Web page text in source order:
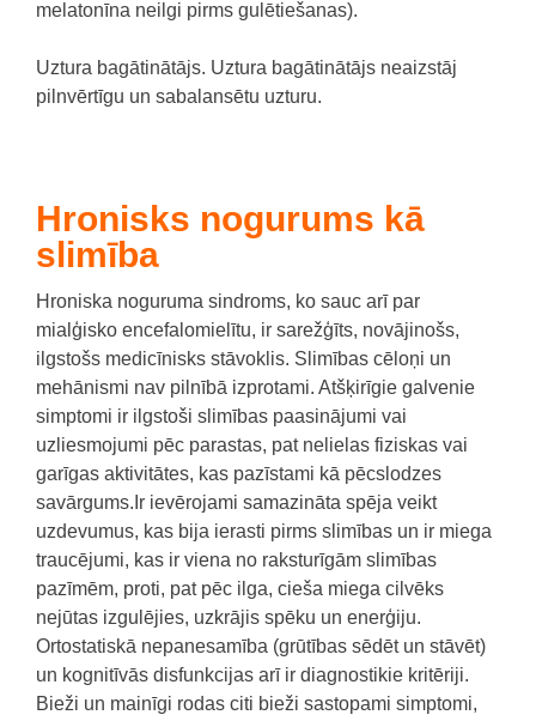
melatonīna neilgi pirms gulētiešanas).
Uztura bagātinātājs. Uztura bagātinātājs neaizstāj
pilnvērtīgu un sabalansētu uzturu.
Hronisks nogurums kā
slimība
Hroniska noguruma sindroms, ko sauc arī par
mialģisko encefalomielītu, ir sarežģīts, novājinošs,
ilgstošs medicīnisks stāvoklis. Slimības cēloņi un
mehānismi nav pilnībā izprotami. Atšķirīgie galvenie
simptomi ir ilgstoši slimības paasinājumi vai
uzliesmojumi pēc parastas, pat nelielas fiziskas vai
garīgas aktivitātes, kas pazīstami kā pēcslodzes
savārgums.Ir ievērojami samazināta spēja veikt
uzdevumus, kas bija ierasti pirms slimības un ir miega
traucējumi, kas ir viena no raksturīgām slimības
pazīmēm, proti, pat pēc ilga, cieša miega cilvēks
nejūtas izgulējies, uzkrājis spēku un enerģiju.
Ortostatiskā nepanesamība (grūtības sēdēt un stāvēt)
un kognitīvās disfunkcijas arī ir diagnostikie kritēriji.
Bieži un mainīgi rodas citi bieži sastopami simptomi,